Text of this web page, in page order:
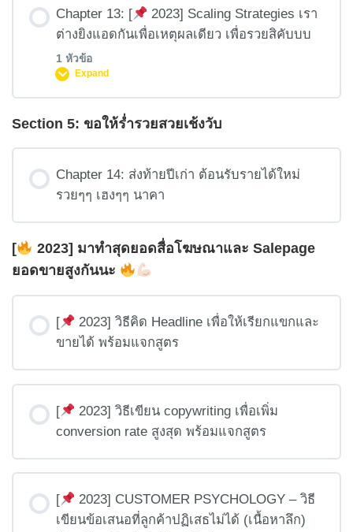
Chapter 13: [
2023] Scaling Strategies เรา
ต่างยิงแอดกันเพื่อเหตุผลเดียว เพื่อรวยสิคับบบ
1 หัวข้อ
Expand
บทเรียน Content
Section 5: ขอให้ร่ำรวยสวยเช้งวับ
Chapter 14: ส่งท้ายปีเก่า ต้อนรับรายได้ใหม่
รวยๆๆ เฮงๆๆ นาคา
[
2023] มาทำสุดยอดสื่อโฆษณาและ Salepage
ยอดขายสูงกันนะ
[
2023] วิธีคิด Headline เพื่อให้เรียกแขกและ
ขายได้ พร้อมแจกสูตร
[
2023] วิธีเขียน copywriting เพื่อเพิ่ม
conversion rate สูงสุด พร้อมแจกสูตร
[
2023] CUSTOMER PSYCHOLOGY – วิธี
เขียนข้อเสนอที่ลูกค้าปฏิเสธไม่ได้ (เนื้อหาลึก)